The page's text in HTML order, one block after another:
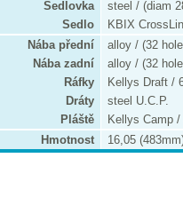
Sedlovka
steel / (diam
Sedlo
KBIX
Nába přední
alloy / (32
Nába zadní
alloy / (32
Ráfky
Kellys Draft /
Dráty
steel U.C.P.
Pláště
Kellys Camp
Hmotnost
16,05